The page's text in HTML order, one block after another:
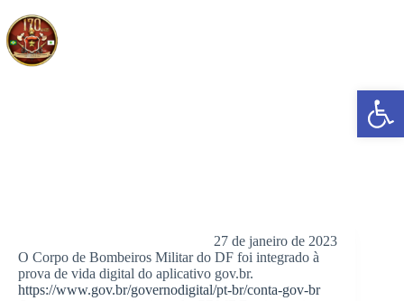
Abrir a barra de ferramentas
para
conteúdo
27 de janeiro de 2023
O Corpo de Bombeiros Militar do DF foi integrado à
prova de vida digital do aplicativo gov.br.
https://www.gov.br/governodigital/pt-br/conta-gov-br